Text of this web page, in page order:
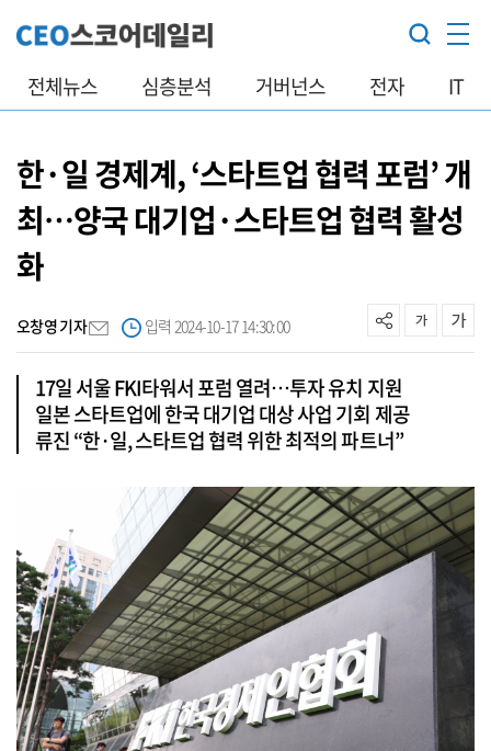
전체뉴스 심층분석 거버넌스 전자 IT
한·일 경제계, ‘스타트업 협력 포럼’ 개
최…양국 대기업·스타트업 협력 활성
화
오창영 기자 입력 2024-10-17 14:30:00
17일 서울 FKI타워서 포럼 열려…투자 유치 지원
일본 스타트업에 한국 대기업 대상 사업 기회 제공
류진 “한·일, 스타트업 협력 위한 최적의 파트너”